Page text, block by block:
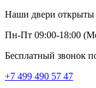
Наши двери открыты
Пн-Пт 09:00-18:00
Бесплатный звонок
+7 499 490 57 47